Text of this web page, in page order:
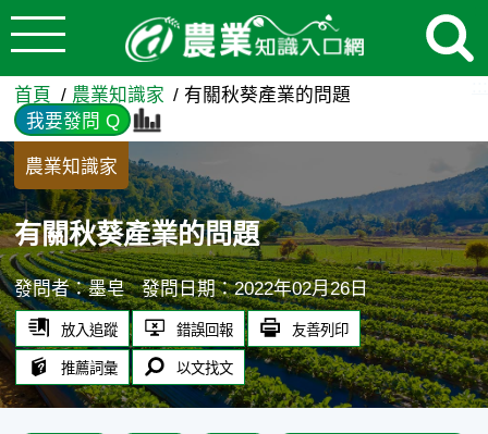
跳到主要內容
有關秋葵產業的問題 - 農業
首頁 農業知識家
有關秋葵產業的問題
我要發問 Q
農業知識家
有關秋葵產業的問題
發問者：墨皂 發問日期：2022年02月26日
放入追蹤 錯誤回報 友善列印
推薦詞彙 以文找文